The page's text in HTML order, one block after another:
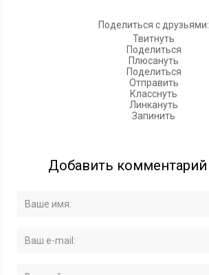
Поделиться с друзьями:
Твитнуть
Поделиться
Плюсануть
Поделиться
Отправить
Класснуть
Линкануть
Запинить
Добавить комментарий